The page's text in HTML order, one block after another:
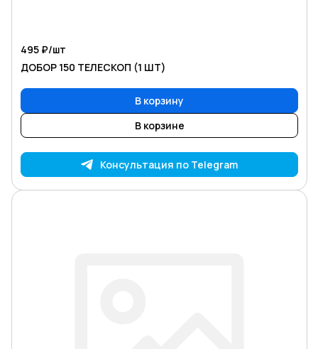
495 ₽/шт
ДОБОР 150 ТЕЛЕСКОП (1 ШТ)
В корзину
В корзине
Консультация по Telegram